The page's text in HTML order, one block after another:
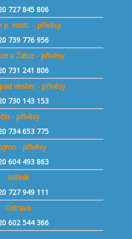
727 845 806
p. Host. - přívěsy
739 776 956
u Žatce - přívěsy
731 241 806
Vestec - přívěsy
730 143 153
- přívěsy
734 653 775
- přívěsy
604 493 863
Mělník
727 949 111
Ostrava
602 544 366